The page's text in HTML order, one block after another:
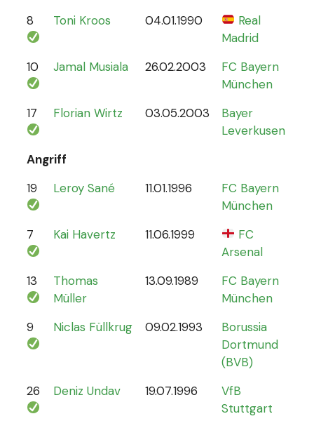
8 Toni Kroos 04.01.1990
Real
Madrid
10 Jamal Musiala 26.02.2003
FC Bayern
München
17 Florian Wirtz 03.05.2003
Bayer
Leverkusen
Angriff
19
Leroy Sané 11.01.1996
FC Bayern
München
7 Kai Havertz 11.06.1999
FC
Arsenal
13
Thomas
Müller
13.09.1989
FC Bayern
München
9 Niclas Füllkrug 09.02.1993
Borussia
Dortmund
(BVB)
26 Deniz Undav 19.07.1996
VfB
Stuttgart